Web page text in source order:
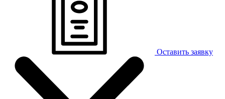
Оставить заявку